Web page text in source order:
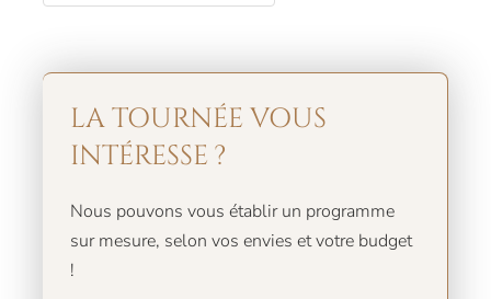
LA TOURNÉE VOUS
INTÉRESSE ?
Nous pouvons vous établir un programme
sur mesure, selon vos envies et votre budget
!